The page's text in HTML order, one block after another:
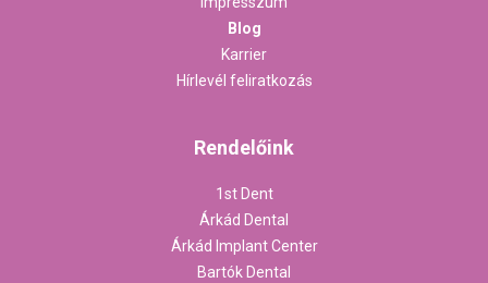
Blog
Karrier
Hírlevél feliratkozás
Rendelőink
1st Dent
Árkád Dental
Árkád Implant Center
Bartók Dental